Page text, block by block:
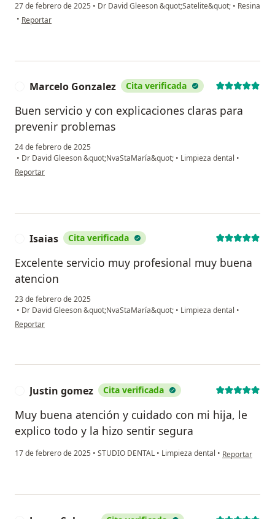
27 de febrero de 2025 • Dr David Gleeson &quot;Satelite&quot; • Resina
• en opinión del usuario Ana
Reportar
Marcelo Gonzalez Cita verificada
Buen servicio y con explicaciones claras para
prevenir problemas
24 de febrero de 2025
• Dr David Gleeson &quot;NvaStaMaría&quot; • Limpieza dental •
en opinión del usuario Marcelo Gonzalez
Reportar
Isaias Cita verificada
Excelente servicio muy profesional muy buena
atencion
23 de febrero de 2025
• Dr David Gleeson &quot;NvaStaMaría&quot; • Limpieza dental •
en opinión del usuario Isaias
Reportar
Justin gomez Cita verificada
Muy buena atención y cuidado con mi hija, le
explico todo y la hizo sentir segura
17 de febrero de 2025 • STUDIO DENTAL • Limpieza dental • en opinión del
Reportar